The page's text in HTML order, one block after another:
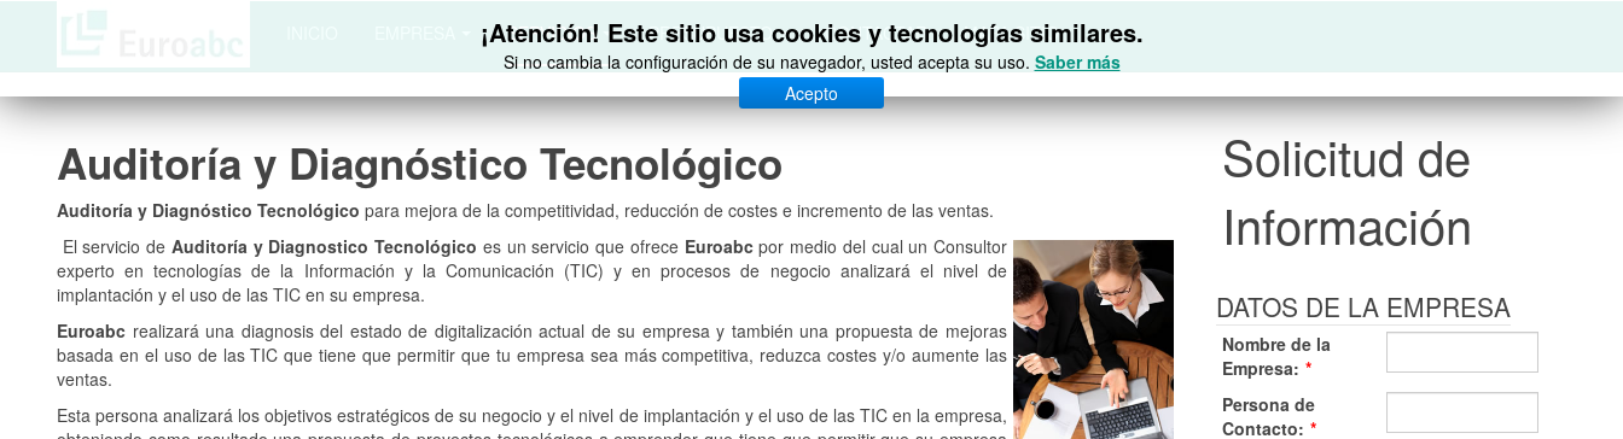
SERVICIOS PRESUPUESTO CONTACTAR MAPA SITIO
Auditoría y Diagnóstico Tecnológico
Auditoría y Diagnóstico Tecnológico para mejora de la competitividad, reducción de costes e incremento de las ventas.
El servicio de Auditoría y Diagnostico Tecnológico es un servicio que ofrece Euroabcpor medio del cual un Consultor
experto en tecnologías de la Información y la Comunicación (TIC) y en procesos de negocio analizará el nivel de
implantación y el uso de las TIC en su empresa.
Euroabc realizará una diagnosis del estado de digitalización actual de su empresa y también una propuesta de mejoras
basada en el uso de las TIC que tiene que permitir que tu empresa sea más competitiva, reduzca costes y/o aumente las
ventas.
Esta persona analizará los objetivos estratégicos de su negocio y el nivel de implantación y el uso de las TIC en la empresa,
Solicitud de
Información
DATOS DE LA EMPRESA
Nombre de la
Empresa: *
Persona de
Contacto: *
¡Atención! Este sitio usa cookies y tecnologías similares.
Si no cambia la configuración de su navegador, usted acepta su uso. Saber más
Acepto